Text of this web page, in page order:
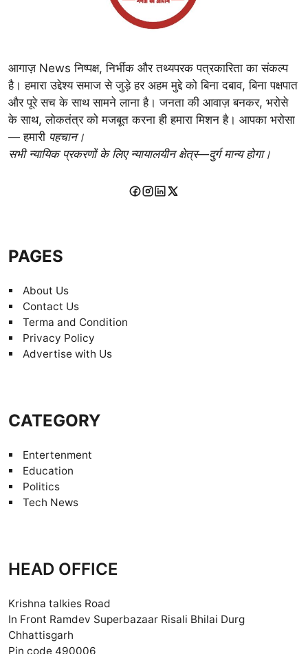
आगाज़ News निष्पक्ष, निर्भीक और तथ्यपरक पत्रकारिता का संकल्प
है। हमारा उद्देश्य समाज से जुड़े हर अहम मुद्दे को बिना दबाव, बिना पक्षपात
और पूरे सच के साथ सामने लाना है। जनता की आवाज़ बनकर, भरोसे
के साथ, लोकतंत्र को मजबूत करना ही हमारा मिशन है। आपका भरोसा
— हमारी पहचान।
सभी न्यायिक प्रकरणों के लिए न्यायालयीन क्षेत्र—दुर्ग मान्य होगा।
PAGES
About Us
Contact Us
Terma and Condition
Privacy Policy
Advertise with Us
CATEGORY
Entertenment
Education
Politics
Tech News
HEAD OFFICE
Krishna talkies Road
In Front Ramdev Superbazaar Risali Bhilai Durg
Chhattisgarh
Pin code 490006